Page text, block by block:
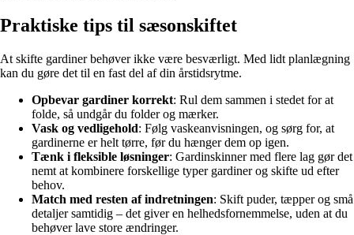
Praktiske tips til sæsonskiftet
At skifte gardiner behøver ikke være besværligt. Med lidt planlægning
kan du gøre det til en fast del af din årstidsrytme.
Opbevar gardiner korrekt: Rul dem sammen i stedet for at
folde, så undgår du folder og mærker.
Vask og vedligehold: Følg vaskeanvisningen, og sørg for, at
gardinerne er helt tørre, før du hænger dem op igen.
Tænk i fleksible løsninger: Gardinskinner med flere lag gør det
nemt at kombinere forskellige typer gardiner og skifte ud efter
behov.
Match med resten af indretningen: Skift puder, tæpper og små
detaljer samtidig – det giver en helhedsfornemmelse, uden at du
behøver lave store ændringer.